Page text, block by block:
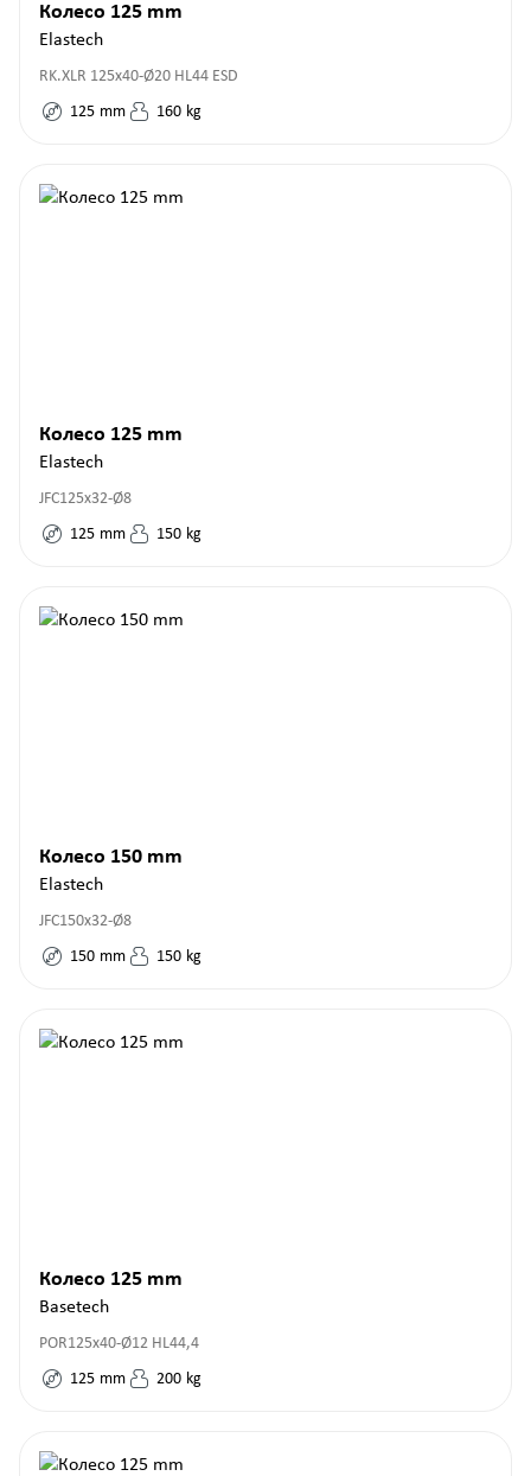
Колесо 125 mm
Elastech
RK.XLR 125x40-Ø20 HL44 ESD
125 mm 160 kg
Колесо 125 mm
Elastech
JFC125x32-Ø8
125 mm 150 kg
Колесо 150 mm
Elastech
JFC150x32-Ø8
150 mm 150 kg
Колесо 125 mm
Basetech
POR125x40-Ø12 HL44,4
125 mm 200 kg